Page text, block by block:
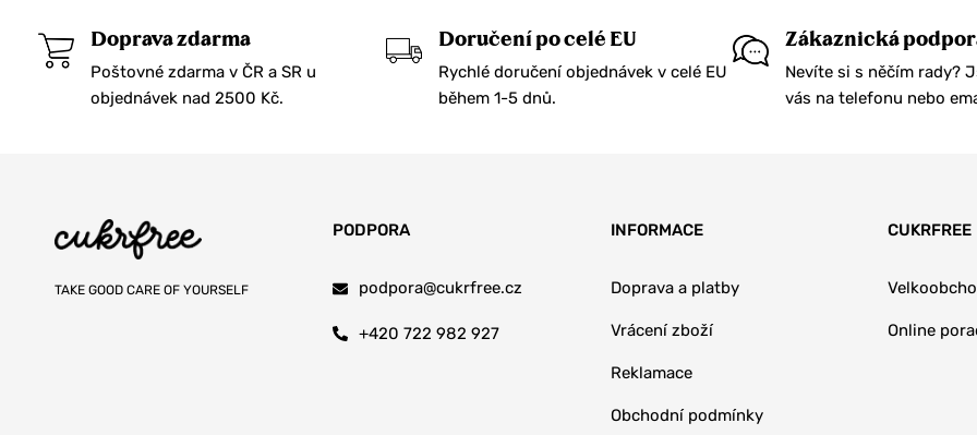
Doprava zdarma
Poštovné zdarma v ČR a SR u
objednávek nad 2500 Kč.
Doručení po celé EU
Rychlé doručení objednávek v celé EU
během 1-5 dnů.
Zákaznická
Nevíte si s něčím rady?
vás na telefonu nebo
TAKE GOOD CARE OF YOURSELF
PODPORA
podpora@cukrfree.cz
+420 722 982 927
INFORMACE
Doprava a platby
Vrácení zboží
Reklamace
Obchodní podmínky
CUKRFREE
Online